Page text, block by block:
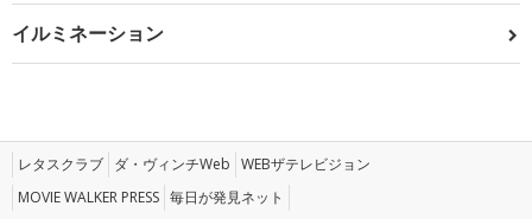
イルミネーション
レタスクラブ ダ・ヴィンチWeb WEBザテレビジョン
MOVIE WALKER PRESS 毎日が発見ネット